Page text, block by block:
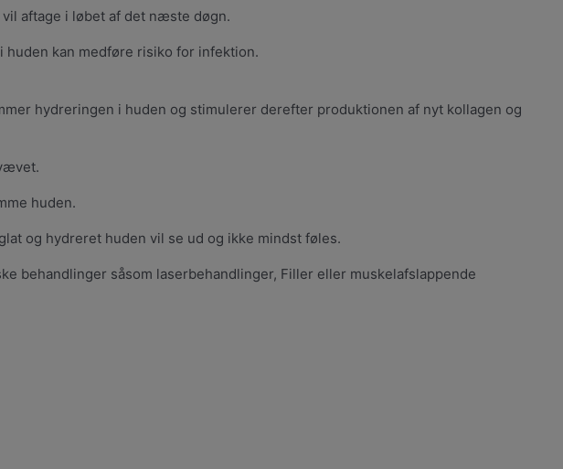
aftage i løbet af det næste døgn.
huden kan medføre risiko for infektion.
hydreringen i huden og stimulerer derefter produktionen af nyt kollagen og
huden.
og hydreret huden vil se ud og ikke mindst føles.
behandlinger såsom laserbehandlinger, Filler eller muskelafslappende